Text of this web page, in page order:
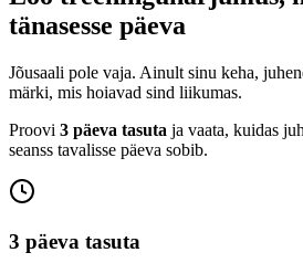
tänasesse päeva
Jõusaali pole vaja. Ainult sinu keha,
märki, mis hoiavad sind liikumas.
Proovi 3 päeva tasuta ja vaata, kuidas
seanss tavalisse päeva sobib.
3 päeva tasuta